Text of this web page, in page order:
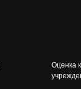
Оценка